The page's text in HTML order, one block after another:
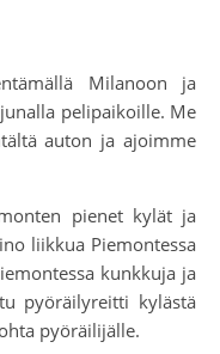
Milanoon ja
pelipaikoille. Me
auton ja ajoimme
pienet kylät ja
liikkua Piemontessa
kunkkuja ja
pyöräilyreitti kylästä
pyöräilijälle.